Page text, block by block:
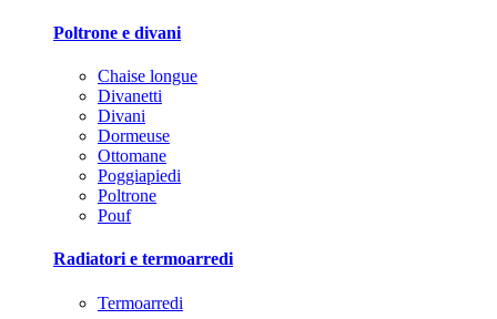
Poltrone e divani
Chaise longue
Divanetti
Divani
Dormeuse
Ottomane
Poggiapiedi
Poltrone
Pouf
Radiatori e termoarredi
Termoarredi